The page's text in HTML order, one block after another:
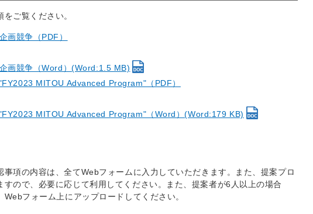
ご覧ください。
画競争（PDF）
画競争（Word）(Word:1.5 MB)
MITOU Advanced Program"（PDF）
MITOU Advanced Program"（Word）(Word:179 KB)
項の内容は、全てWebフォームに入力していただきます。また、提案プロ
ので、必要に応じて利用してください。また、提案者が6人以上の場合
フォーム上にアップロードしてください。